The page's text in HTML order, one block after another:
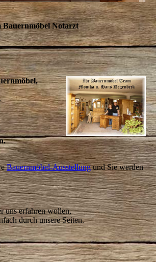
Bauernmöbel Notarzt
Bauernmöbel-Ausstellungund Sie werden
uns erfahren wollen,
durch unsere Seiten.